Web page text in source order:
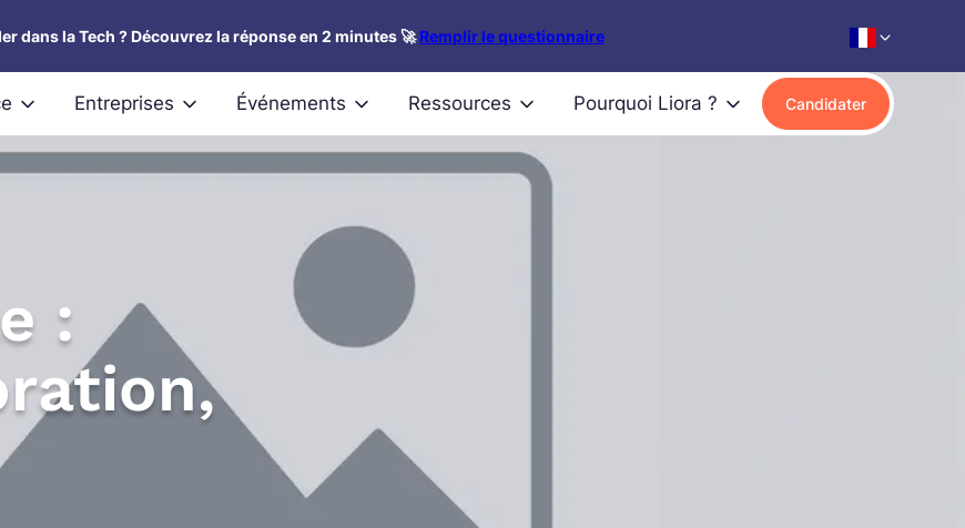
dans la Tech ? Découvrez la réponse en 2 minutes 🚀Remplir le questionnaire
Entreprises Événements Ressources Pourquoi Liora ? Candidater
: